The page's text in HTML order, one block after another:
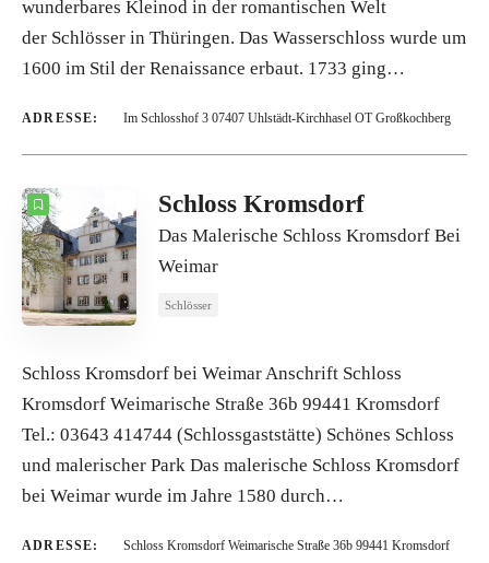
wunderbares Kleinod in der romantischen Welt
der Schlösser in Thüringen. Das Wasserschloss wurde um
1600 im Stil der Renaissance erbaut. 1733 ging…
ADRESSE: Im Schlosshof 3 07407 Uhlstädt-Kirchhasel OT Großkochberg
Schloss Kromsdorf
Das Malerische Schloss Kromsdorf Bei
Weimar
Schlösser
Schloss Kromsdorf bei Weimar Anschrift Schloss
Kromsdorf Weimarische Straße 36b 99441 Kromsdorf
Tel.: 03643 414744 (Schlossgaststätte) Schönes Schloss
und malerischer Park Das malerische Schloss Kromsdorf
bei Weimar wurde im Jahre 1580 durch…
ADRESSE: Schloss Kromsdorf Weimarische Straße 36b 99441 Kromsdorf